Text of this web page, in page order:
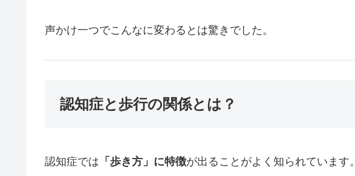
声かけ一つでこんなに変わるとは驚きでした。
認知症と歩行の関係とは？
認知症では 「歩き方」に特徴が出ることがよく知られています。